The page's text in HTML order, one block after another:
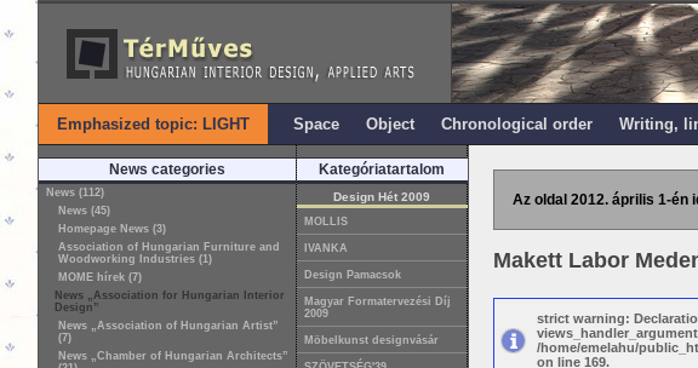
Emphasized topic: LIGHT Space Object Chronological order Writing,
News categories
News (112)
News (45)
Homepage News (3)
Association of Hungarian Furniture and
Woodworking Industries (1)
MOME hírek (7)
News „Association for Hungarian Interior
Design”
News „Association of Hungarian Artist”
(7)
News „Chamber of Hungarian Architects”
Kategóriatartalom
Design Hét 2009
MOLLIS
IVANKA
Design Pamacsok
Magyar Formatervezési Díj
2009
Möbelkunst designvásár
Az oldal 2012. április 1-én
Makett Labor
strict warning:
/home/emelahu/
on line 169.